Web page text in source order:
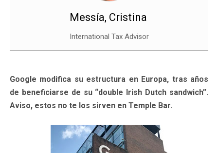
Messía, Cristina
International Tax Advisor
Google modifica su estructura en Europa, tras años
de beneficiarse de su “double Irish Dutch sandwich”.
Aviso, estos no te los sirven en Temple Bar.